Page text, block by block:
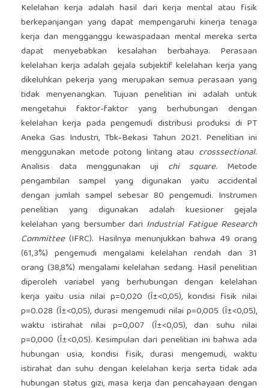
Kelelahan kerja adalah hasil dari kerja mental atau fisik
berkepanjangan yang dapat mempengaruhi kinerja tenaga
kerja dan mengganggu kewaspadaan mental mereka serta
dapat menyebabkan kesalahan berbahaya. Perasaan
kelelahan kerja adalah gejala subjektif kelelahan kerja yang
dikeluhkan pekerja yang merupakan semua perasaan yang
tidak menyenangkan. Tujuan penelitian ini adalah untuk
mengetahui faktor-faktor yang berhubungan dengan
kelelahan kerja pada pengemudi distribusi produksi di PT
Aneka Gas Industri, Tbk-Bekasi Tahun 2021. Penelitian ini
menggunakan metode potong lintang atau crosssectional.
Analisis data menggunakan uji chi square. Metode
pengambilan sampel yang digunakan yaitu accidental
dengan jumlah sampel sebesar 80 pengemudi. Instrumen
penelitian yang digunakan adalah kuesioner gejala
kelelahan yang bersumber dari Industrial Fatigue Research
Committee(IFRC). Hasilnya menunjukkan bahwa 49 orang
(61,3%) pengemudi mengalami kelelahan rendah dan 31
orang (38,8%) mengalami kelelahan sedang. Hasil penelitian
diperoleh variabel yang berhubungan dengan kelelahan
kerja yaitu usia nilai p=0,020 (Î±<0,05), kondisi fisik nilai
p=0.028 (Î±<0,05), durasi mengemudi nilai p=0,005 (Î±<0,05),
waktu istirahat nilai p=0,007 (Î±<0,05), dan suhu nilai
p=0,000 (Î±<0,05). Kesimpulan dari penelitian ini bahwa ada
hubungan usia, kondisi fisik, durasi mengemudi, waktu
istirahat dan suhu dengan kelelahan kerja serta tidak ada
hubungan status gizi, masa kerja dan pencahayaan dengan